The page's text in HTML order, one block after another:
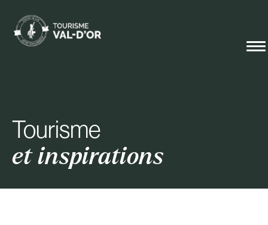
Tourisme
et inspirations